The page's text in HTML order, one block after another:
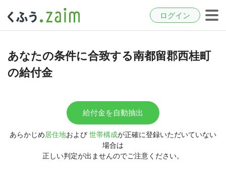
ログイン
あなたの条件に合致する南都留郡西桂町
の給付金
給付金を自動抽出
あらかじめ居住地および 世帯構成が正確に登録いただいていない
場合は
正しい判定が出ませんのでご注意ください。